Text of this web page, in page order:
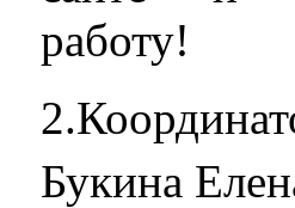
работу!
Букина